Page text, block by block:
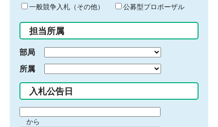
ド
入
力
一般競争入札（その他）
公募型プロポーザル
担当所属
部局
所属
入札公告日
間から